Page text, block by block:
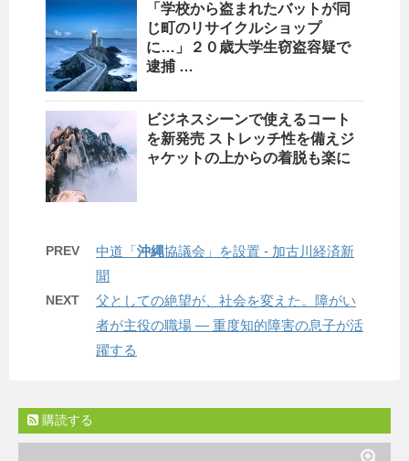
「学校から盗まれたバットが同
じ町のリサイクルショップ
に…」２０歳大学生窃盗容疑で
逮捕 …
ビジネスシーンで使えるコート
を新発売 ストレッチ性を備えジ
ャケットの上からの着脱も楽に
PREV 中道「沖縄協議会」を設置 - 加古川経済新
聞
NEXT
父としての絶望が、社会を変えた。障がい
者が主役の職場 ― 重度知的障害の息子が活
躍する
購読する